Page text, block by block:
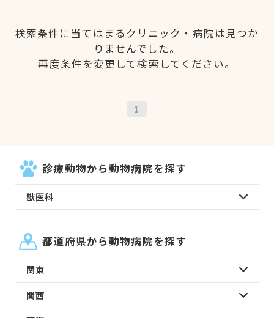
検索条件に当てはまるクリニック・病院は見つか
りませんでした。
再度条件を変更して検索してください。
1
診療動物から動物病院を探す
獣医科
都道府県から動物病院を探す
関東
関西